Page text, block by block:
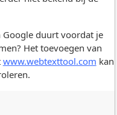
duurt voordat je
Het toevoegen van
www.webtexttool.com kan